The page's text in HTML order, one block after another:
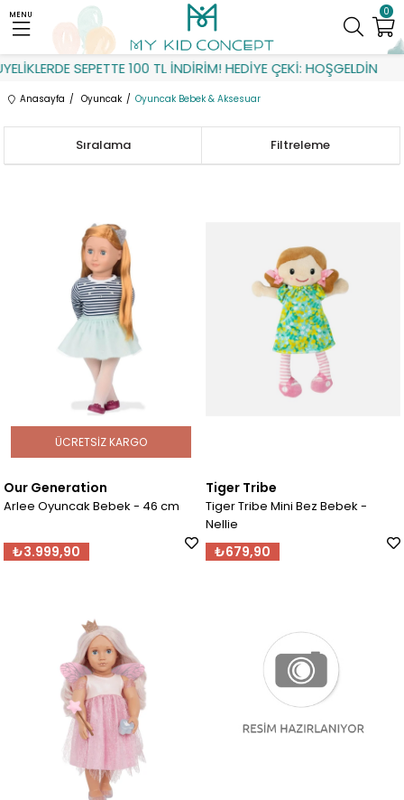
SEPETTE 100 TL İNDİRİM! HEDİYE ÇEKİ: HOŞGELDİN
0
MENU
Anasayfa Oyuncak Oyuncak Bebek & Aksesuar
Filtreleme
Sıralama
Our Generation
Arlee Oyuncak Bebek - 46 cm
₺3.999,90
ÜCRETSIZ KARGO
Tiger Tribe
Tiger Tribe Mini Bez Bebek -
Nellie
₺679,90